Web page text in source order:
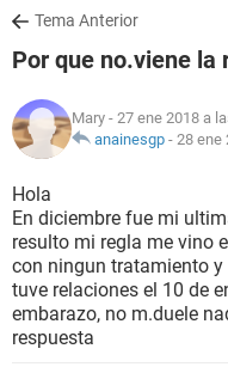
SALUD
FAMILIA
NUTRICIÓN
BIENESTAR
SEXUALIDAD
GLOSARIO
Tema Anterior
Por que no.viene la
Mary - 27 ene 2018 a
anainesgp - 28 ene
Hola
En diciembre fue mi
resulto mi regla me vino
con ningun tratamiento
tuve relaciones el 10 de
embarazo, no m.duele
respuesta